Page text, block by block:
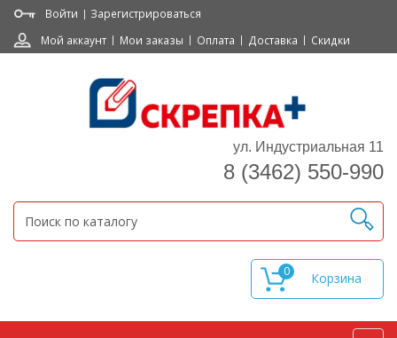
Войти
Зарегистрироваться
Мой аккаунт
Мои заказы Оплата Доставка Скидки
ул. Индустриальная 11
8 (3462) 550-990
0